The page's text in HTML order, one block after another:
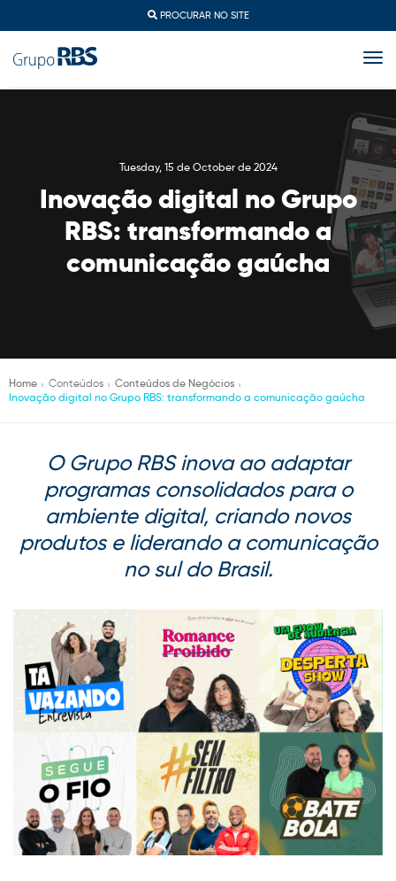
PROCURAR NO SITE
Tuesday, 15 de October de 2024
Inovação digital no Grupo
RBS: transformando a
comunicação gaúcha
Home Conteúdos
Conteúdos de Negócios
Inovação digital no Grupo RBS: transformando a comunicação gaúcha
O Grupo RBS inova ao adaptar
programas consolidados para o
ambiente digital, criando novos
produtos e liderando a comunicação
no sul do Brasil.